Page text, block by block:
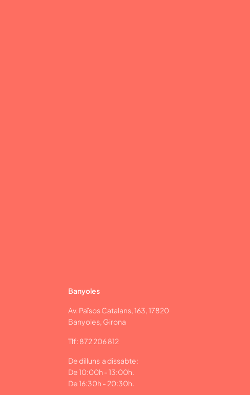
Banyoles
Av. Països Catalans, 163, 17820
Banyoles, Girona
Tlf: 872 206 812
De dilluns a dissabte:
De 10:00h - 13:00h.
De 16:30h - 20:30h.